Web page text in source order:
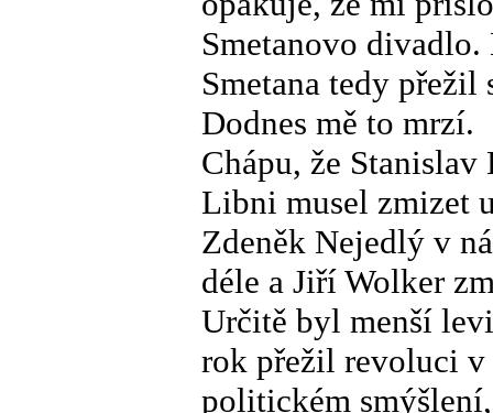
Smetanovo
Smetana tedy
Dodnes mě to mrzí.
Chápu, že
Libni musel zmizet
Zdeněk Nejedlý v
déle a Jiří Wolker
Určitě byl menší
rok přežil revoluci v
politickém